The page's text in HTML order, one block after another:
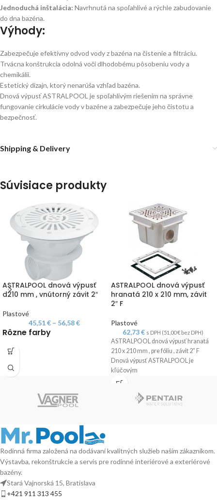
Jednoduchá inštalácia: Navrhnutá na spoľahlivé a rýchle zabudovanie
do dna bazéna.
Výhody:
Zabezpečuje efektívny odvod vody z bazéna na čistenie a filtráciu.
Trvácna konštrukcia odolná voči dlhodobému pôsobeniu vody a
chemikálií.
Estetický dizajn, ktorý nenarúša vzhľad bazéna.
Dnová výpusť ASTRALPOOL je spoľahlivým riešením na správne
fungovanie cirkulácie vody v bazéne a zabezpečuje jeho čistotu a
bezpečnosť.
Shipping & Delivery
Súvisiace produkty
ASTRALPOOL dnová výpusť
d210 mm , vnútorný závit 2″
Plastové
45,51€ – 56,58€
Rôzne farby
ASTRALPOOL dnová výpusť
hranatá 210 x 210 mm, závit
2″ F
Plastové
62,73€ s DPH (51,00€bez DPH)
ASTRALPOOL dnová výpusť hranatá
210 x 210 mm , pre fóliu , závit 2″ F
Dnová výpusť ASTRALPOOL je
kľúčovým
Rodinná firma založená na dodávaní kvalitných služieb naším zákazníkom.
Výstavba, rekonštrukcie a servis pre rodinné interiérové a exteriérové
bazény.
Stará Vajnorská 15, Bratislava
+421 911 313 455